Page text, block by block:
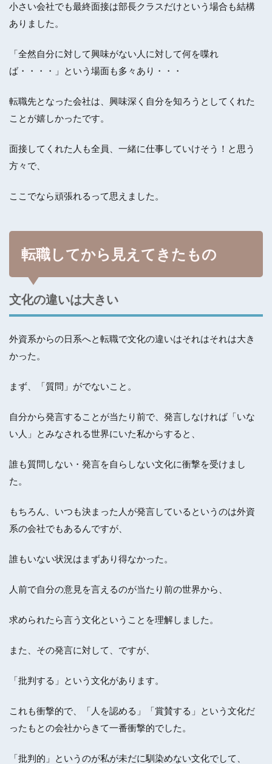
小さい会社でも最終面接は部長クラスだけという場合も結構
ありました。
「全然自分に対して興味がない人に対して何を喋れ
ば・・・・」という場面も多々あり・・・
転職先となった会社は、興味深く自分を知ろうとしてくれた
ことが嬉しかったです。
面接してくれた人も全員、一緒に仕事していけそう！と思う
方々で、
ここでなら頑張れるって思えました。
転職してから見えてきたもの
文化の違いは大きい
外資系からの日系へと転職で文化の違いはそれはそれは大き
かった。
まず、「質問」がでないこと。
自分から発言することが当たり前で、発言しなければ「いな
い人」とみなされる世界にいた私からすると、
誰も質問しない・発言を自らしない文化に衝撃を受けまし
た。
もちろん、いつも決まった人が発言しているというのは外資
系の会社でもあるんですが、
誰もいない状況はまずあり得なかった。
人前で自分の意見を言えるのが当たり前の世界から、
求められたら言う文化ということを理解しました。
また、その発言に対して、ですが、
「批判する」という文化があります。
これも衝撃的で、「人を認める」「賞賛する」という文化だ
ったもとの会社からきて一番衝撃的でした。
「批判的」というのが私が未だに馴染めない文化でして、